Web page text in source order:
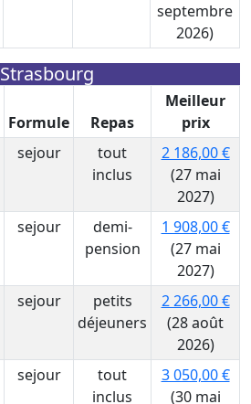
septembre
2026)
Strasbourg
Formule Repas
Meilleur
prix
sejour
tout
inclus
2 186,00 €
(27 mai
2027)
sejour
demi-
pension
1 908,00 €
(27 mai
2027)
sejour
petits
déjeuners
2 266,00 €
(28 août
2026)
sejour
tout
inclus
3 050,00 €
(30 mai